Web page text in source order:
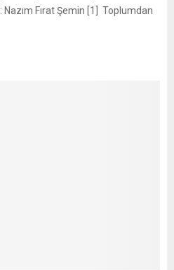
Nazım Fırat Şemin [1] Toplumdan